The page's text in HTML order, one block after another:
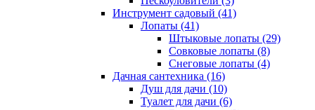
Инструмент садовый (41)
Лопаты (41)
Штыковые лопаты (29)
Совковые лопаты (8)
Снеговые лопаты (4)
Дачная сантехника (16)
Душ для дачи (10)
Туалет для дачи (6)